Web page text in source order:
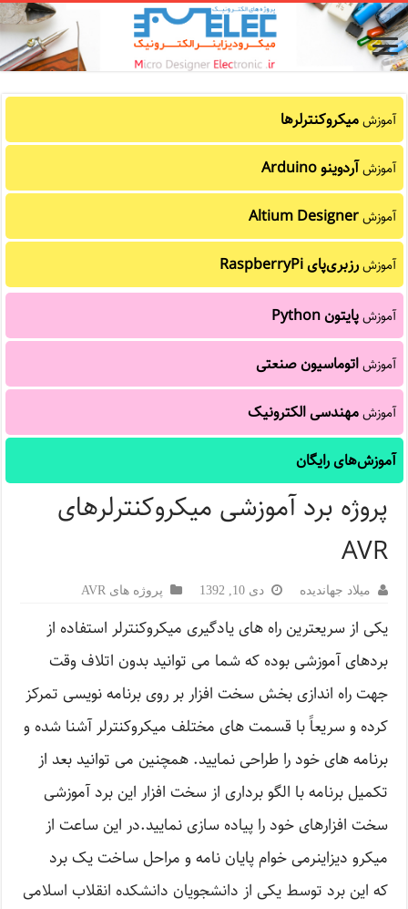
آموزشمیکروکنترلرها
آموزشآردوینو Arduino
آموزشAltium Designer
آموزشرزبری‌پای RaspberryPi
آموزشپایتون Python
آموزشاتوماسیون صنعتی
آموزشمهندسی الکترونیک
آموزش‌های رایگان
پروژه برد آموزشی میکروکنترلرهای
AVR
میلاد جهاندیده دی 10, 1392 پروژه های AVR
یکی از سریعترین راه های یادگیری میکروکنترلر استفاده از
بردهای آموزشی بوده که شما می توانید بدون اتلاف وقت
جهت راه اندازی بخش سخت افزار بر روی برنامه نویسی تمرکز
کرده و سریعاً با قسمت های مختلف میکروکنترلر آشنا شده و
برنامه های خود را طراحی نمایید. همچنین می توانید بعد از
تکمیل برنامه با الگو برداری از سخت افزار این برد آموزشی
سخت افزارهای خود را پیاده سازی نمایید.در این ساعت از
میکرو دیزاینرمی خوام پایان نامه و مراحل ساخت یک برد
که این برد توسط یکی از دانشجویان دانشکده انقلاب اسلامی